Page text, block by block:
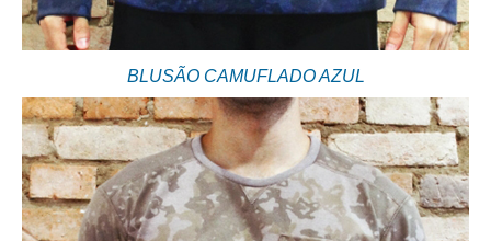
BLUSÃO CAMUFLADO AZUL